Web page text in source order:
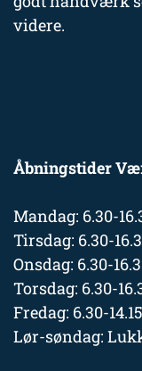
videre.
Åbningstider
Mandag: 6.30-
Tirsdag: 6.30-
Onsdag: 6.30-
Torsdag: 6.30-
Fredag: 6.30-14.15
Lør-søndag: